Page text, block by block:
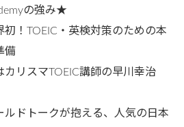
の強み★
初！TOEIC・英検対策のための本
備
カリスマTOEIC講師の早川幸治
ルドトークが抱える、人気の日本